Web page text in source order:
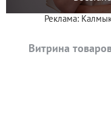
Реклама:
Витрина